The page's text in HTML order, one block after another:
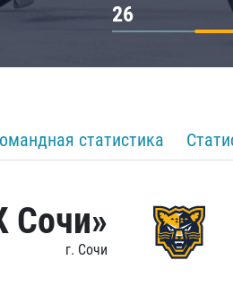
26
статистика
Сочи»
г. Сочи